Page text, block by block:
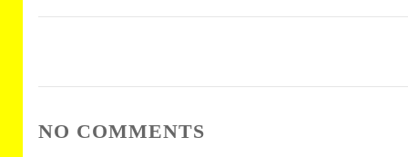
NO COMMENTS